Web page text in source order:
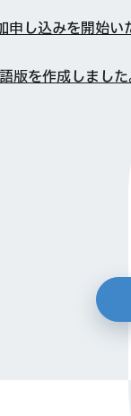
申し込みを開始い
を作成しまし